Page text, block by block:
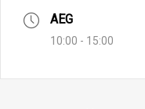
AEG
10:00 - 15:00